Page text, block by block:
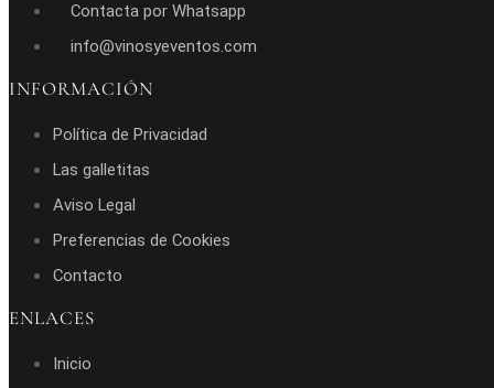
Contacta por Whatsapp
info@vinosyeventos.com
INFORMACIÓN
Política de Privacidad
Las galletitas
Aviso Legal
Preferencias de Cookies
Contacto
ENLACES
Inicio